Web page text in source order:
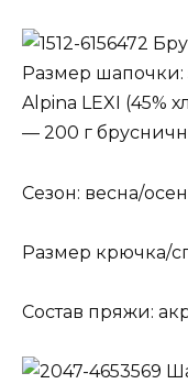
Размер шапочки:
Alpina LEXI (45%
— 200 г
Сезон: весна/
Размер крючка/
Состав пряжи: